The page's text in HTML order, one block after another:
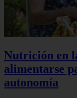
Nutrición en
alimentarse
autonomía